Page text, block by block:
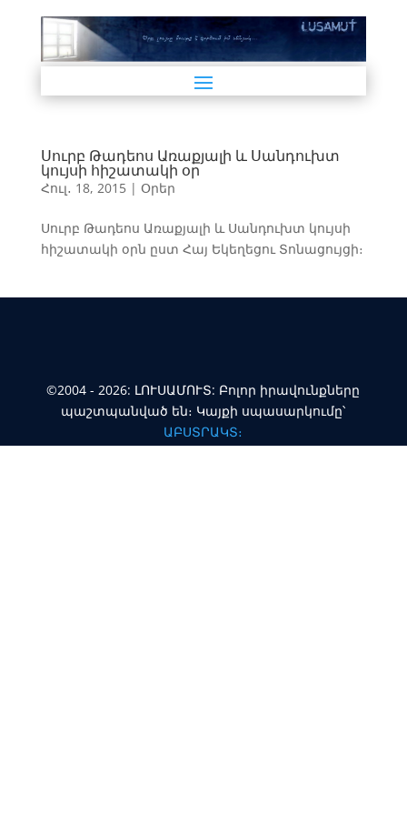
Սուրբ Թադեոս Առաքյալի և Սանդուխտ
կույսի հիշատակի օր
Հուլ․ 18, 2015| Օրեր
Սուրբ Թադեոս Առաքյալի և Սանդուխտ կույսի
հիշատակի օրն ըստ Հայ Եկեղեցու Տոնացույցի։
©2004 - 2026: ԼՈՒՍԱՄՈՒՏ: Բոլոր իրավունքները
պաշտպանված են։ Կայքի սպասարկումը՝
ԱԲՍՏՐԱԿՏ։